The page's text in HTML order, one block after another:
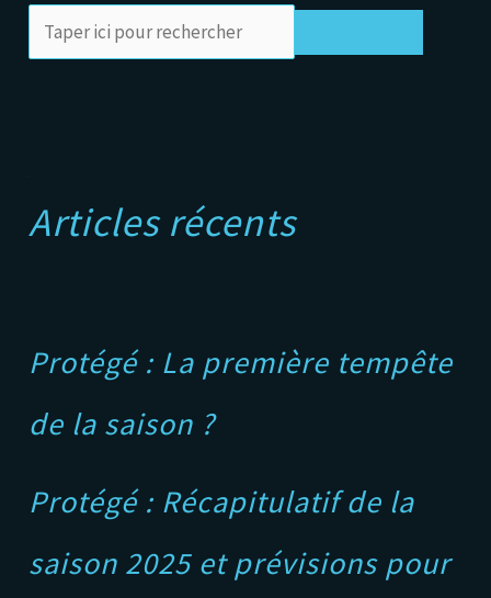
Articles récents
Protégé : La première tempête
de la saison ?
Protégé : Récapitulatif de la
saison 2025 et prévisions pour